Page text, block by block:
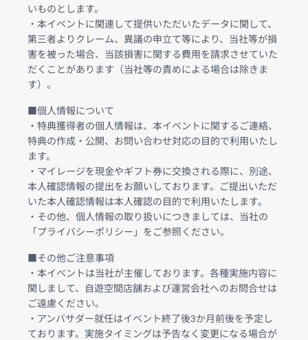
いものとします。
・本イベントに関連して提供いただいたデータに関して、
第三者よりクレーム、異議の申立て等により、当社等が損
害を被った場合、当該損害に関する費用を請求させていた
だくことがあります（当社等の責めによる場合は除きま
す）。
■個人情報について
・特典獲得者の個人情報は、本イベントに関するご連絡、
特典の作成・公開、お問い合わせ対応の目的で利用いたし
ます。
・マイレージを現金やギフト券に交換される際に、別途、
本人確認情報の提出をお願いしております。ご提出いただ
いた本人確認情報は本人確認の目的で利用いたします。
・その他、個人情報の取り扱いにつきましては、当社の
「プライバシーポリシー」をご参照ください。
■その他ご注意事項
・本イベントは当社が主催しております。各種実施内容に
関しまして、自遊空間店舗および運営会社へのお問合せは
ご遠慮ください。
・アンバサダー就任はイベント終了後3か月前後を予定し
ております。実施タイミングは予告なく変更になる場合が